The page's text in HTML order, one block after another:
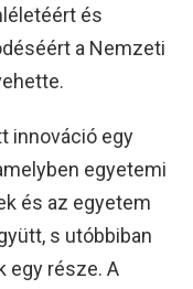
és
a Nemzeti
innováció egy
egyetemi
és az egyetem
s utóbbiban
egy része. A